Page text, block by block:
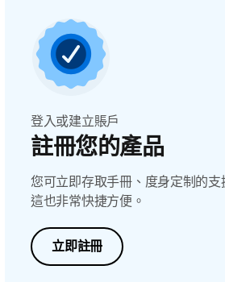
登入或建立賬戶
註冊您的產品
您可立即存取手冊、度身定制的支
這也非常快捷方便。
立即註冊